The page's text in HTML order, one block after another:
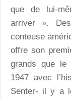
que de lui-
arriver ».
conteuse
offre son
grands que le
1947 avec
Senter- il y a